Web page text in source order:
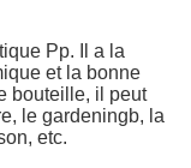
Pp. Il a la
et la bonne
bouteille, il peut
le gardeningb, la
etc.